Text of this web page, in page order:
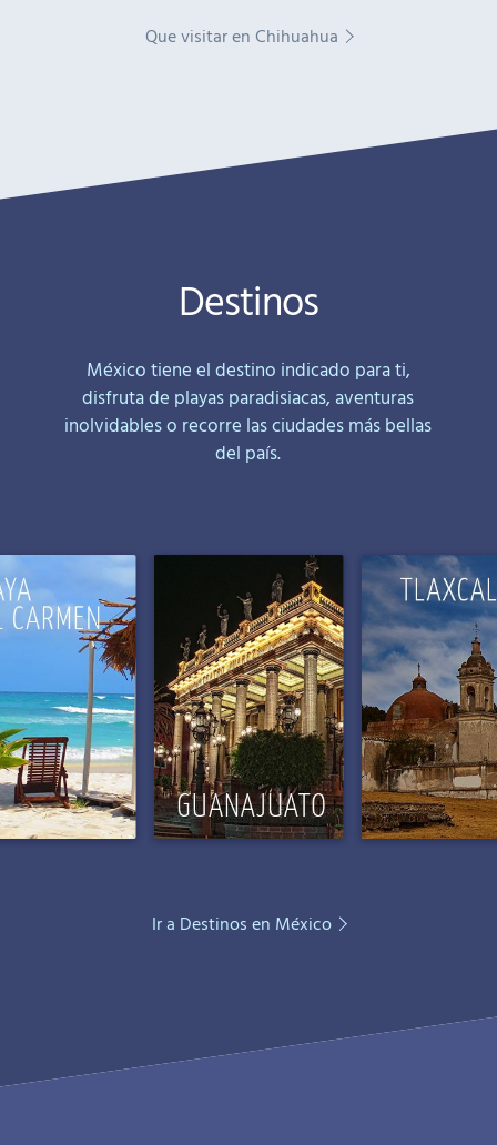
Que visitar en Chihuahua
Destinos
México tiene el destino indicado para ti,
disfruta de playas paradisiacas, aventuras
inolvidables o recorre las ciudades más bellas
del país.
Ir a Destinos en México